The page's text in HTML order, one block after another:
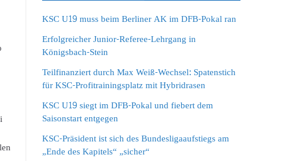
KSC U19 muss beim Berliner AK im DFB-Pokal ran
Erfolgreicher Junior-Referee-Lehrgang in
Königsbach-Stein
Teilfinanziert durch Max Weiß-Wechsel: Spatenstich
für KSC-Profitrainingsplatz mit Hybridrasen
KSC U19 siegt im DFB-Pokal und fiebert dem
Saisonstart entgegen
KSC-Präsident ist sich des Bundesligaaufstiegs am
„Ende des Kapitels“ „sicher“